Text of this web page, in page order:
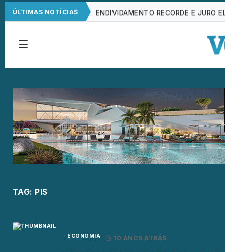
ÚLTIMAS NOTÍCIAS ENDIVIDAMENTO RECORDE E JURO
REMÉDIOS EM FALTA: A
TAG: PIS
ECONOMIA 10 ANOS ATRÁS